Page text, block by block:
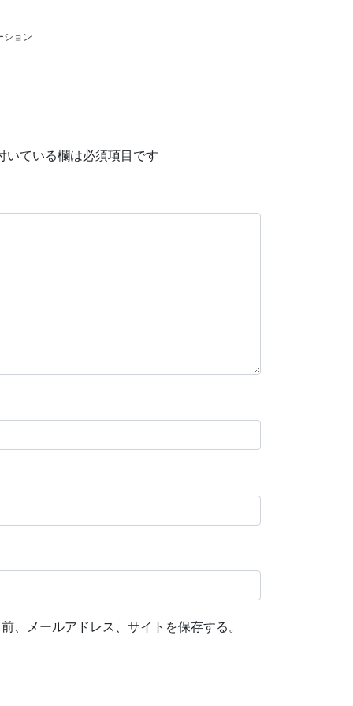
ション
いている欄は必須項目です
、メールアドレス、サイトを保存する。